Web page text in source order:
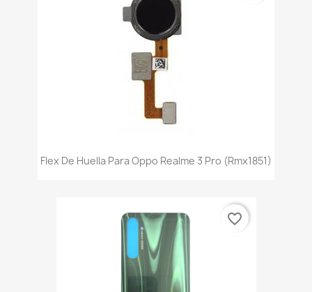
Flex De Huella Para Oppo Realme 3 Pro (Rmx1851)
favorite_border